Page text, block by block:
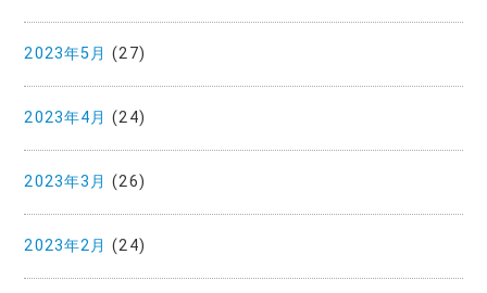
2023年5月 (27)
2023年4月 (24)
2023年3月 (26)
2023年2月 (24)